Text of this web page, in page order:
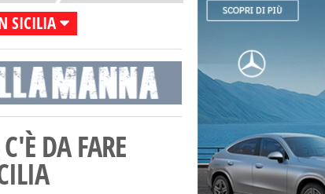
SICILIA
DA FARE